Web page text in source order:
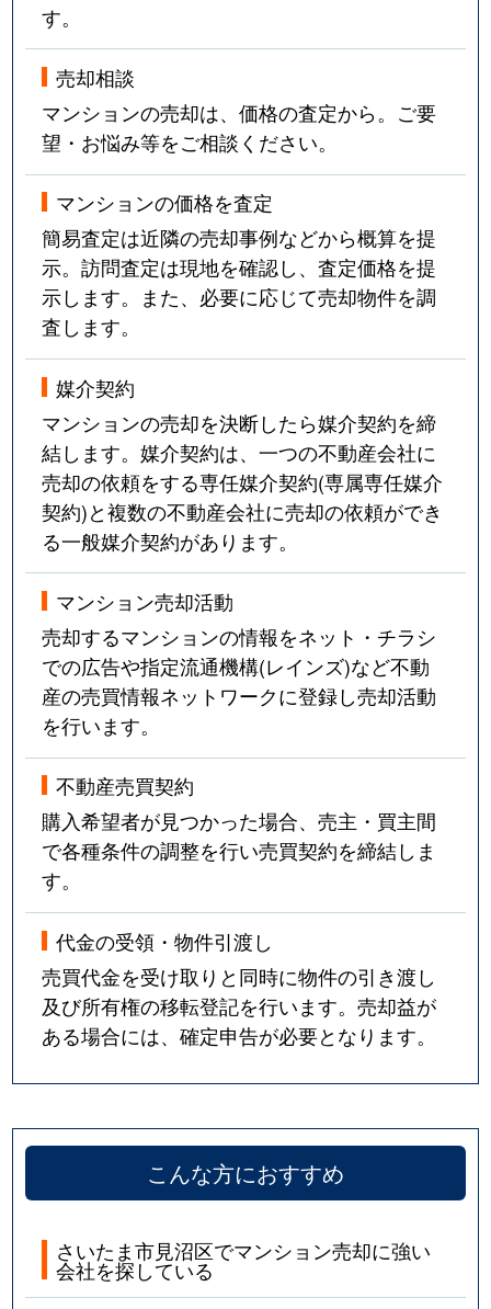
す。
売却相談
マンションの売却は、価格の査定から。ご要
望・お悩み等をご相談ください。
マンションの価格を査定
簡易査定は近隣の売却事例などから概算を提
示。訪問査定は現地を確認し、査定価格を提
示します。また、必要に応じて売却物件を調
査します。
媒介契約
マンションの売却を決断したら媒介契約を締
結します。媒介契約は、一つの不動産会社に
売却の依頼をする専任媒介契約(専属専任媒介
契約)と複数の不動産会社に売却の依頼ができ
る一般媒介契約があります。
マンション売却活動
売却するマンションの情報をネット・チラシ
での広告や指定流通機構(レインズ)など不動
産の売買情報ネットワークに登録し売却活動
を行います。
不動産売買契約
購入希望者が見つかった場合、売主・買主間
で各種条件の調整を行い売買契約を締結しま
す。
代金の受領・物件引渡し
売買代金を受け取りと同時に物件の引き渡し
及び所有権の移転登記を行います。売却益が
ある場合には、確定申告が必要となります。
こんな方におすすめ
さいたま市見沼区でマンション売却に強い
会社を探している